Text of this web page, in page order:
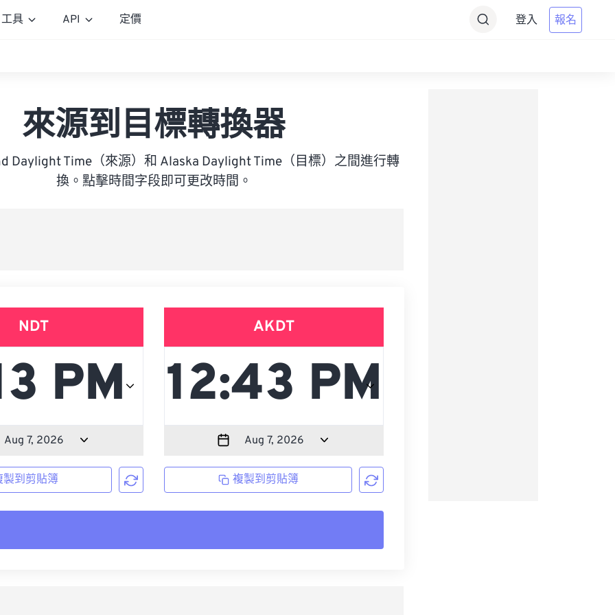
工具 API 定價 登入 報名
來源到目標轉換器
Daylight Time（來源）和 Alaska Daylight Time（目標）之間進行轉
換。點擊時間字段即可更改時間。
NDT
製到剪貼簿
AKDT
複製到剪貼簿